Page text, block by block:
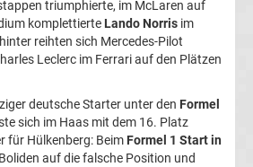
triumphierte, im McLaren auf
komplettierte Lando Norris im
reihten sich Mercedes-Pilot
Leclerc im Ferrari auf den Plätzen
deutsche Starter unter den Formel
sich im Haas mit dem 16. Platz
für Hülkenberg: Beim Formel 1 Start in
auf die falsche Position und